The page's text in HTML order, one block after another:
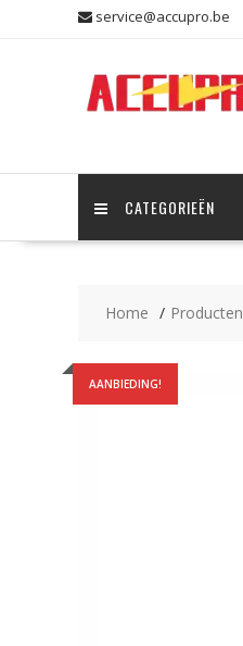
service@accupro.be
CATEGORIEËN
Home Producten
AANBIEDING!